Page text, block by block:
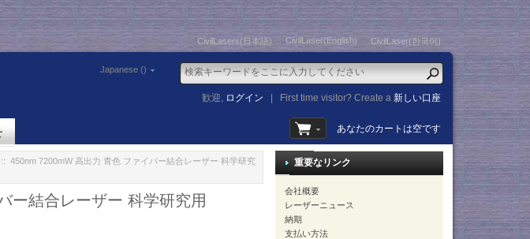
CivilLasers(日本語) CivilLaser(English) CivilLaser(한국어)
Japanese ()
歓迎, ログイン First time visitor? Create a新しい口座
あなたのカートは空です
450nm 7200mW 高出力 青色 ファイバー結合レーザー 科学研究
ー結合レーザー 科学研究用
重要なリンク
会社概要
レーザーニュース
納期
支払い方法